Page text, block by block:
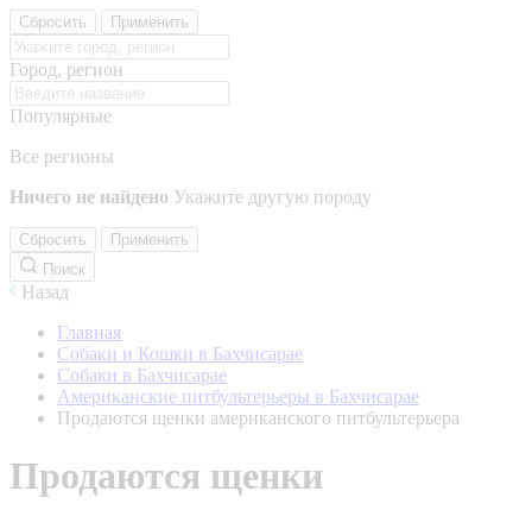
Сбросить Применить
Город, регион
Популярные
Все регионы
Ничего не найдено Укажите другую породу
Сбросить
Применить
Поиск
Назад
Главная
Собаки и Кошки в Бахчисарае
Собаки в Бахчисарае
Американские питбультерьеры в Бахчисарае
Продаются щенки американского питбультерьера
Продаются щенки